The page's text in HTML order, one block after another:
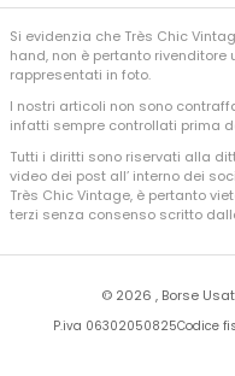
Si evidenzia che Très Chic
hand, non è pertanto
rappresentati in foto.
I nostri articoli non sono
infatti sempre controllati prima
Tutti i diritti sono riservati alla
video dei post all’ interno dei
Très Chic Vintage, è pertanto
terzi senza consenso scritto
© 2026 , Borse
P.iva 06302050825Codice